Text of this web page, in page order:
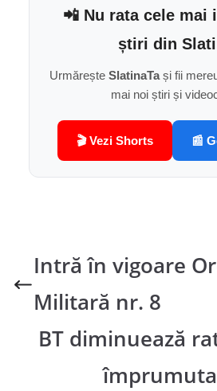
📲 Nu rata cele mai
știri din
Urmărește SlatinaTași fii
mai noi știri și
🎬 Vezi Shorts 📰
Intră în vigoare
Militară nr. 8
BT diminuează